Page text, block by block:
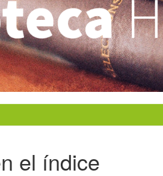
el índice